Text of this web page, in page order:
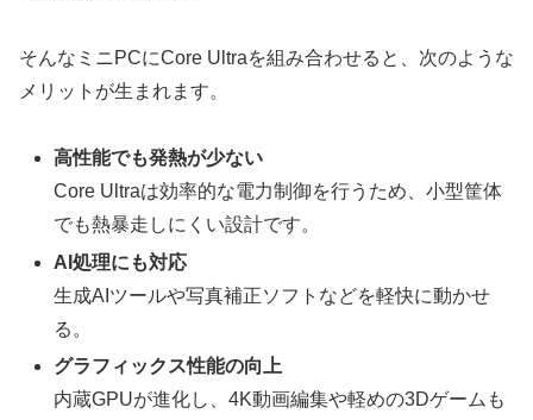
そんなミニPCにCore Ultraを組み合わせると、次のような
メリットが生まれます。
高性能でも発熱が少ない
Core Ultraは効率的な電力制御を行うため、小型筐体
でも熱暴走しにくい設計です。
AI処理にも対応
生成AIツールや写真補正ソフトなどを軽快に動かせ
る。
グラフィックス性能の向上
内蔵GPUが進化し、4K動画編集や軽めの3Dゲームも